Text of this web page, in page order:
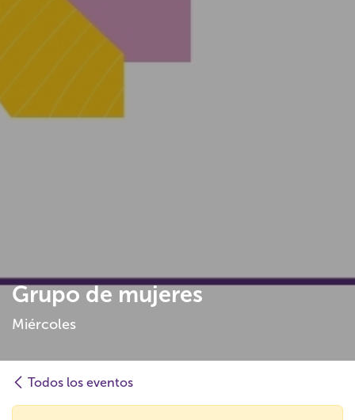
Grupo de mujeres
Miércoles
Todos los eventos